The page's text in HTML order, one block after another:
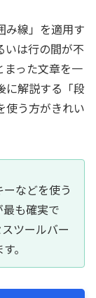
み線」を適用す
いは行の間が不
まった文章を一
に解説する「段
使う方がきれい
ーなどを使う
も確実で
ツールバー
。